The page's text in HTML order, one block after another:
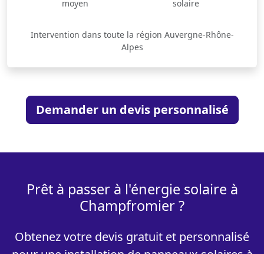
moyen
solaire
Intervention dans toute la région Auvergne-Rhône-
Alpes
Demander un devis personnalisé
Prêt à passer à l'énergie solaire à
Champfromier ?
Obtenez votre devis gratuit et personnalisé